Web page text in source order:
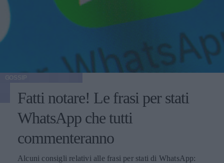
Fatti notare! Le frasi per stati
WhatsApp che tutti
commenteranno
Alcuni consigli relativi alle frasi per stati di WhatsApp: